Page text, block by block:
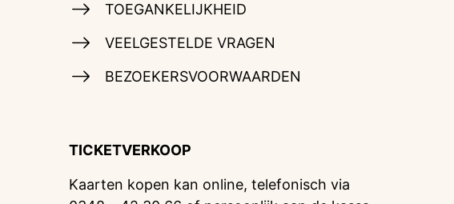
TOEGANKELIJKHEID
VEELGESTELDE VRAGEN
BEZOEKERSVOORWAARDEN
TICKETVERKOOP
Kaarten kopen kan online, telefonisch via